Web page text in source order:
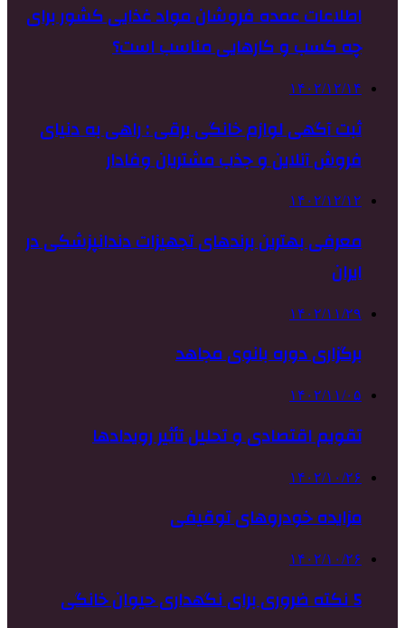
اطلاعات عمده فروشان مواد غذایی کشور برای
چه کسب و کارهایی مناسب است؟
۱۴۰۲/۱۲/۱۴
ثبت آگهی لوازم خانگی برقی : راهی به دنیای
فروش آنلاین و جذب مشتریان وفادار
۱۴۰۲/۱۲/۱۲
معرفی بهترین برندهای تجهیزات دندانپزشکی در
ایران
۱۴۰۲/۱۱/۲۹
برگزاری دوره بانوی مجاهد
۱۴۰۲/۱۱/۰۵
تقویم اقتصادی و تحلیل تأثیر رویدادها
۱۴۰۲/۱۰/۲۶
مزایده خودروهای توقیفی
۱۴۰۲/۱۰/۲۶
5 نکته ضروری برای نگهداری حیوان خانگی